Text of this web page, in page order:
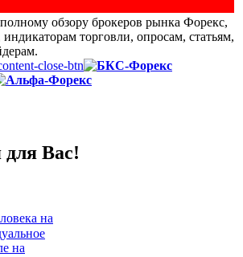
обзору брокеров рынка Форекс,
индикаторам торговли, опросам, статьям,
Вас!